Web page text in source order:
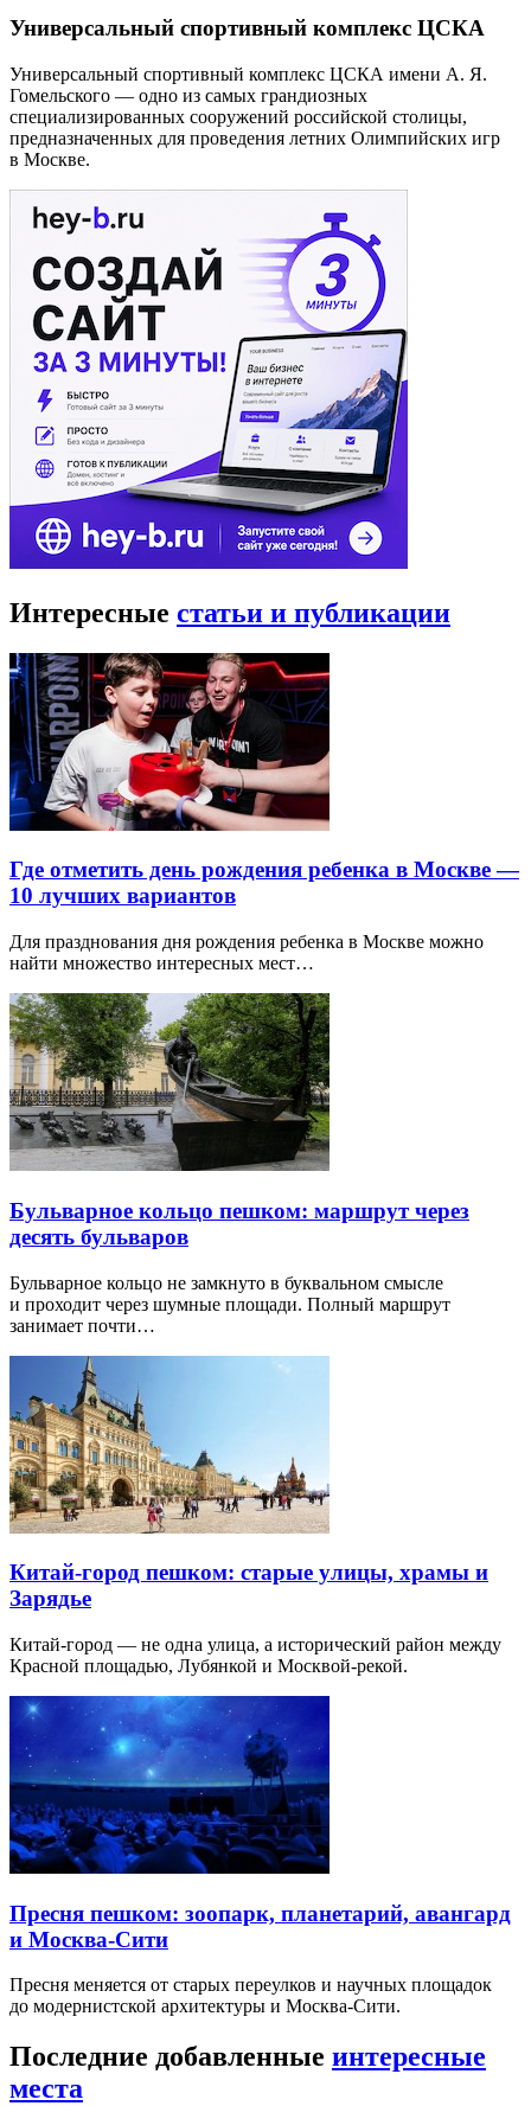
Универсальный спортивный комплекс ЦСКА
Универсальный спортивный комплекс ЦСКА имени А. Я.
Гомельского — одно из самых грандиозных
специализированных сооружений российской столицы,
предназначенных для проведения летних Олимпийских игр
в Москве.
Интересные статьи и публикации
Где отметить день рождения ребенка в Москве —
10 лучших вариантов
Для празднования дня рождения ребенка в Москве можно
найти множество интересных мест…
Бульварное кольцо пешком: маршрут через
десять бульваров
Бульварное кольцо не замкнуто в буквальном смысле
и проходит через шумные площади. Полный маршрут
занимает почти…
Китай-город пешком: старые улицы, храмы и
Зарядье
Китай-город — не одна улица, а исторический район между
Красной площадью, Лубянкой и Москвой-рекой.
Пресня пешком: зоопарк, планетарий, авангард
и Москва-Сити
Пресня меняется от старых переулков и научных площадок
до модернистской архитектуры и Москва-Сити.
Последние добавленные интересные
места